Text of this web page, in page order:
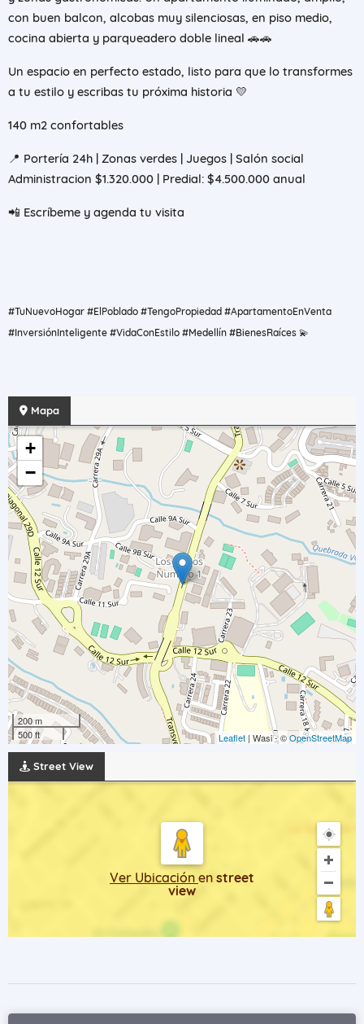
con buen balcon, alcobas muy silenciosas, en piso medio,
cocina abierta y parqueadero doble lineal 🚗🚗
Un espacio en perfecto estado, listo para que lo transformes
a tu estilo y escribas tu próxima historia 💛
140 m2 confortables
📍 Portería 24h | Zonas verdes | Juegos | Salón social
Administracion $1.320.000 | Predial: $4.500.000 anual
📲 Escríbeme y agenda tu visita
#TuNuevoHogar #ElPoblado #TengoPropiedad #ApartamentoEnVenta
#InversiónInteligente #VidaConEstilo #Medellín #BienesRaíces 💫
Mapa
+
−
200 m
500 ft
Leaflet | Wasi - ©OpenStreetMap
Street View
Ver Ubicación en street
view